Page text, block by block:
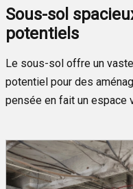
Sous-sol
potentiels
Le sous-sol offre un
potentiel pour des
pensée en fait un espace